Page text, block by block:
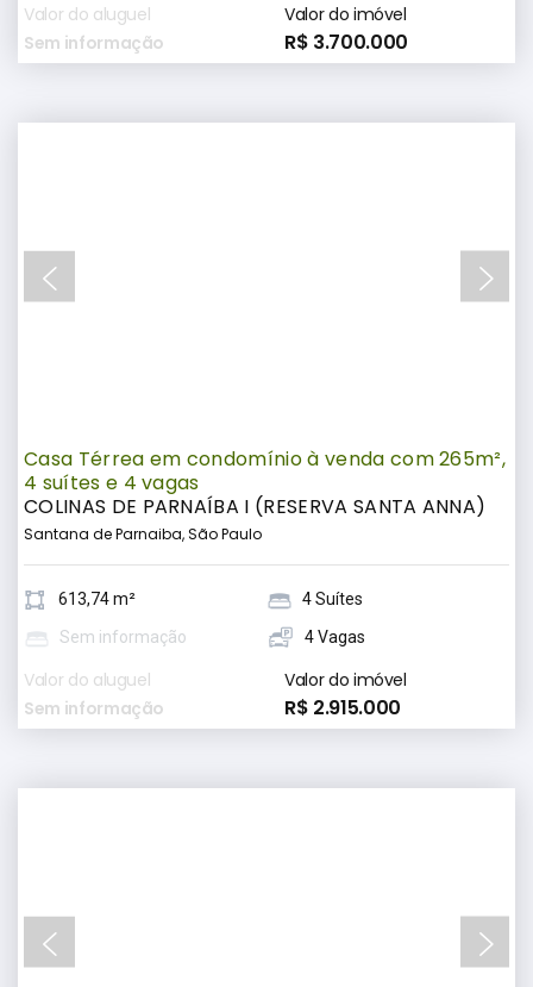
Valor do aluguel
Sem informação
Valor do imóvel
R$ 3.700.000
Casa Térrea em condomínio à venda com 265m²,
4 suítes e 4 vagas
COLINAS DE PARNAÍBA I (RESERVA SANTA ANNA)
Santana de Parnaiba, São Paulo
613,74 m²
4 Suítes
Sem informação
4 Vagas
Valor do aluguel
Sem informação
Valor do imóvel
R$ 2.915.000